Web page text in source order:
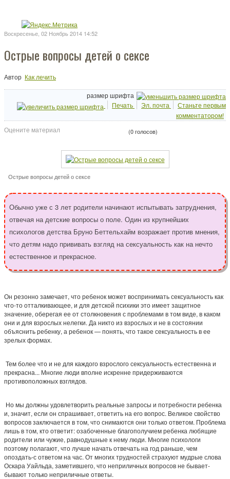
Воскресенье, 02 Ноябрь 2014 14:52
Острые вопросы детей о сексе
Автор Как лечить
размер шрифта
Печать
Эл. почта
Станьте первым
комментатором!
Оцените материал
(0 голосов)
Острые вопросы детей о сексе
Обычно уже с 3 лет родители начинают испытывать затруднения,
отвечая на детские вопросы о поле. Один из крупнейших
психологов детства Бруно Беттельхайм возражает против мнения,
что детям надо прививать взгляд на сексуальность как на нечто
естественное и прекрасное.
Он резонно замечает, что ребенок может воспринимать сексуальность как
что-то отталкивающее, и для детской психики это имеет защитное
значение, оберегая ее от столкновения с проблемами в том виде, в каком
они и для взрослых нелегки. Да никто из взрослых и не в состоянии
объяснить ребенку, а ребенок — понять, что такое сексуальность в ее
зрелых формах.
Тем более что и не для каждого взрослого сексуальность естественна и
прекрасна... Многие люди вполне искренне придерживаются
противоположных взглядов.
Но мы должны удовлетворить реальные запросы и потребности ребенка
и, значит, если он спрашивает, ответить на его вопрос. Великое свойство
вопросов заключается в том, что снимаются они только ответом. Проблема
лишь в том, кто ответит: озабоченные благополучием ребенка любящие
родители или чужие, равнодушные к нему люди. Многие психологи
поэтому полагают, что лучше начать отвечать на год раньше, чем
опоздать-с ответом на час. От многих трудностей страхуют мудрые слова
Оскара Уайльда, заметившего, что неприличных вопросов не бывает-
бывают только неприличные ответы.